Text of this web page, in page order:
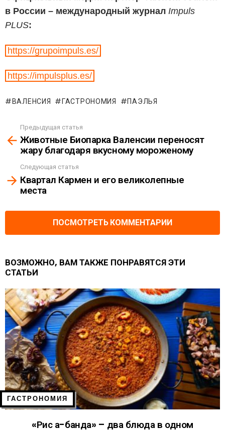
в России – международный журнал Impuls
PLUS:
https://grupoimpuls.es/
https://impulsplus.es/
ВАЛЕНСИЯ ГАСТРОНОМИЯ ПАЭЛЬЯ
See
more
Предыдущая статья
Животные Биопарка Валенсии переносят
жару благодаря вкусному мороженому
Следующая статья
Квартал Кармен и его великолепные
места
ПОСМОТРЕТЬ КОММЕНТАРИИ
ВОЗМОЖНО, ВАМ ТАКЖЕ ПОНРАВЯТСЯ ЭТИ
СТАТЬИ
ГАСТРОНОМИЯ
«Рис а-банда» – два блюда в одном